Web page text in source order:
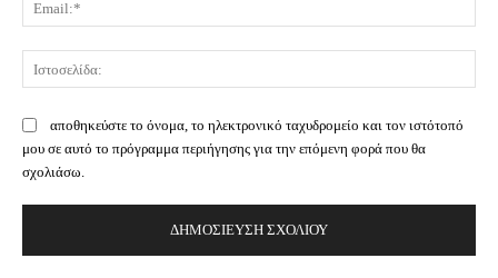
αποθηκεύστε το όνομα, το ηλεκτρονικό ταχυδρομείο και τον ιστότοπό
μου σε αυτό το πρόγραμμα περιήγησης για την επόμενη φορά που θα
σχολιάσω.